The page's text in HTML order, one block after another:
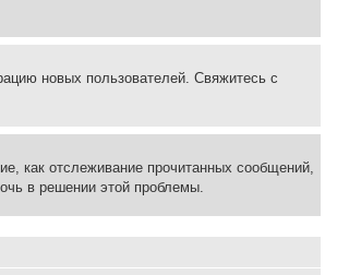
новых пользователей. Свяжитесь с
как отслеживание прочитанных сообщений,
в решении этой проблемы.